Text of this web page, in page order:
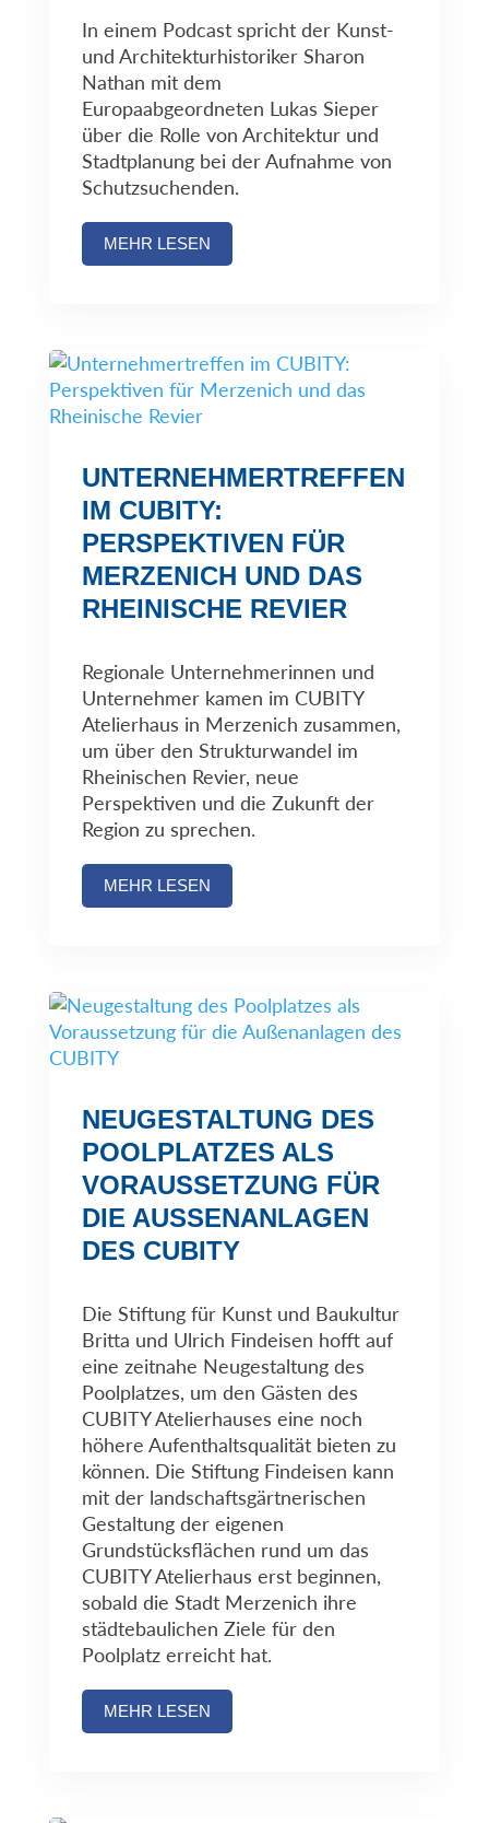
In einem Podcast spricht der Kunst-
und Architekturhistoriker Sharon
Nathan mit dem
Europaabgeordneten Lukas Sieper
über die Rolle von Architektur und
Stadtplanung bei der Aufnahme von
Schutzsuchenden.
MEHR LESEN
UNTERNEHMERTREFFEN
IM CUBITY:
PERSPEKTIVEN FÜR
MERZENICH UND DAS
RHEINISCHE REVIER
Regionale Unternehmerinnen und
Unternehmer kamen im CUBITY
Atelierhaus in Merzenich zusammen,
um über den Strukturwandel im
Rheinischen Revier, neue
Perspektiven und die Zukunft der
Region zu sprechen.
MEHR LESEN
NEUGESTALTUNG DES
POOLPLATZES ALS
VORAUSSETZUNG FÜR
DIE AUSSENANLAGEN D
ES CUBITY
Die Stiftung für Kunst und Baukultur
Britta und Ulrich Findeisen hofft auf
eine zeitnahe Neugestaltung des
Poolplatzes, um den Gästen des
CUBITY Atelierhauses eine noch
höhere Aufenthaltsqualität bieten zu
können. Die Stiftung Findeisen kann
mit der landschaftsgärtnerischen
Gestaltung der eigenen
Grundstücksflächen rund um das
CUBITY Atelierhaus erst beginnen,
sobald die Stadt Merzenich ihre
städtebaulichen Ziele für den
Poolplatz erreicht hat.
MEHR LESEN